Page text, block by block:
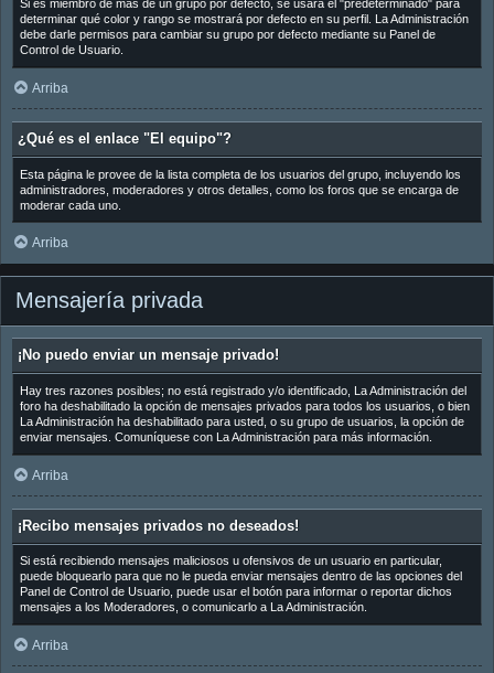
Si es miembro de más de un grupo por defecto, se usará el "predeterminado" para
determinar qué color y rango se mostrará por defecto en su perfil. La Administración
debe darle permisos para cambiar su grupo por defecto mediante su Panel de
Control de Usuario.
Arriba
¿Qué es el enlace "El equipo"?
Esta página le provee de la lista completa de los usuarios del grupo, incluyendo los
administradores, moderadores y otros detalles, como los foros que se encarga de
moderar cada uno.
Arriba
Mensajería privada
¡No puedo enviar un mensaje privado!
Hay tres razones posibles; no está registrado y/o identificado, La Administración del
foro ha deshabilitado la opción de mensajes privados para todos los usuarios, o bien
La Administración ha deshabilitado para usted, o su grupo de usuarios, la opción de
enviar mensajes. Comuníquese con La Administración para más información.
Arriba
¡Recibo mensajes privados no deseados!
Si está recibiendo mensajes maliciosos u ofensivos de un usuario en particular,
puede bloquearlo para que no le pueda enviar mensajes dentro de las opciones del
Panel de Control de Usuario, puede usar el botón para informar o reportar dichos
mensajes a los Moderadores, o comunicarlo a La Administración.
Arriba